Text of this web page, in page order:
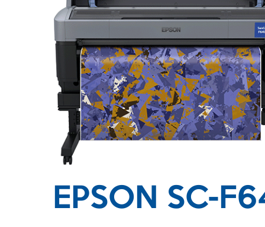
EPSON SC-